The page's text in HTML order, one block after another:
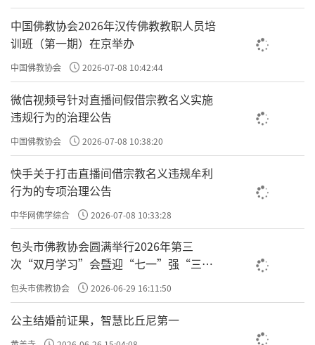
让举例子来说。
原文：一人谓“詈人殴人是恶，敬人礼人是善。”中峰
善。”中峰云：“未必然也。”众人历言其状，中峰皆谓不
詈人殴人是恶，敬人礼人是善，骂人肯定是恶呀，敬人
肯定是善啊。怎么会未必然呢？我们以前讲过，是你骂人是
出于什么心？
比如，你是一个公司的领导，你对所有的员工都是很礼
敬，员工犯错了，你也不指出他们做的不对的地方，你也不
会去指责，就是一副老好人，你这么做给人的感觉是
人 ；但你背后的心可能是，我得让别人都说我好，公司有什
么机会大家都会选举我，我就能得到更多的奖励或者职务；
我多一事不如少一事，公司又不是我的，他们出了错，干嘛
得罪他们呢，我只要领着我的薪水就行了。
敬人礼人
中国佛教协会2026年汉传佛教教职人员培
训班（第一期）在京举办
中国佛教协会 2026-07-08 10:42:44
微信视频号针对直播间假借宗教名义实施
违规行为的治理公告
中国佛教协会 2026-07-08 10:38:20
快手关于打击直播间借宗教名义违规牟利
行为的专项治理公告
中华网佛学综合 2026-07-08 10:33:28
包头市佛教协会圆满举行2026年第三
次“双月学习”会暨迎“七一”强“三
爱”主题书画笔会
包头市佛教协会 2026-06-29 16:11:50
公主结婚前证果，智慧比丘尼第一